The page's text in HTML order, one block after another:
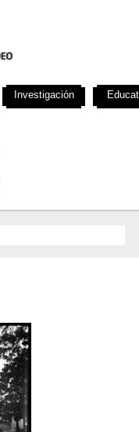
Investigación